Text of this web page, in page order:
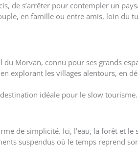
de s’arrêter pour contempler un
en famille ou entre amis, loin du
Morvan, connu pour ses grands
explorant les villages alentours, en
idéale pour le slow
de simplicité. Ici, l’eau, la forêt et
suspendus où le temps reprend